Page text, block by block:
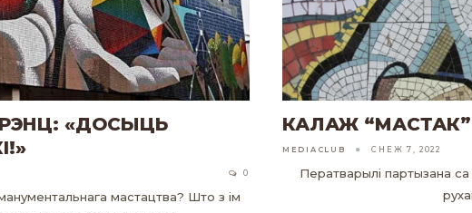
«ДОСЫЦЬ
0
мастацтва? Што з ім
КАЛАЖ “МАСТАК”
MEDIACLUB СНЕЖ 7, 2022
Ператварылі партызана